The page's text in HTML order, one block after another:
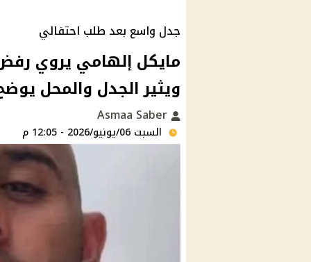
جدل واسع بعد طلب احتفالي
مايكل إلهامي يروي
ويثير الجدل والمحل
السبت 06/يونيو/2026 - 12:05 م